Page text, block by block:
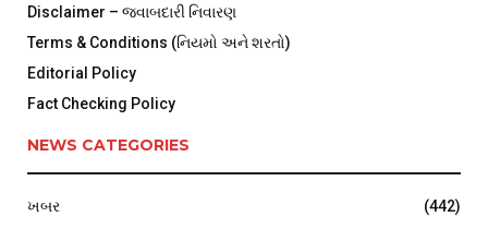
Disclaimer – જવાબદારી નિવારણ
Terms & Conditions (નિયમો અને શરતો)
Editorial Policy
Fact Checking Policy
NEWS CATEGORIES
ખબર
(442)